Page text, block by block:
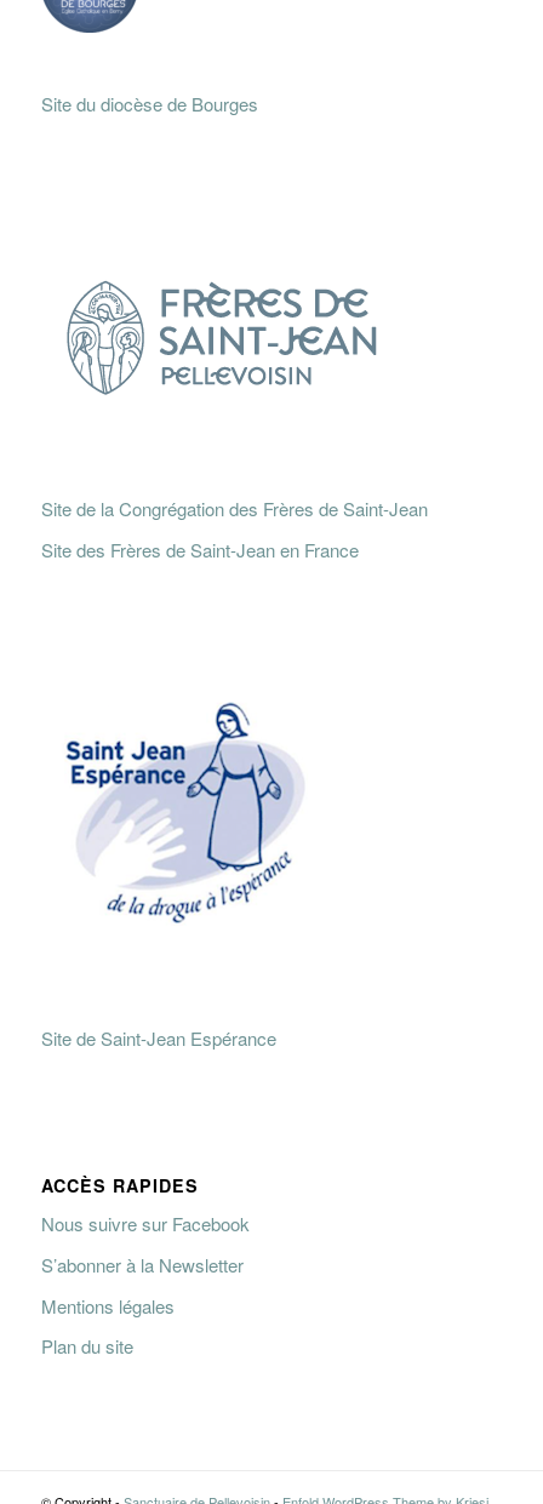
Site du diocèse de Bourges
Site de la Congrégation des Frères de Saint-Jean
Site des Frères de Saint-Jean en France
Site de Saint-Jean Espérance
ACCÈS RAPIDES
Nous suivre sur Facebook
S’abonner à la Newsletter
Mentions légales
Plan du site